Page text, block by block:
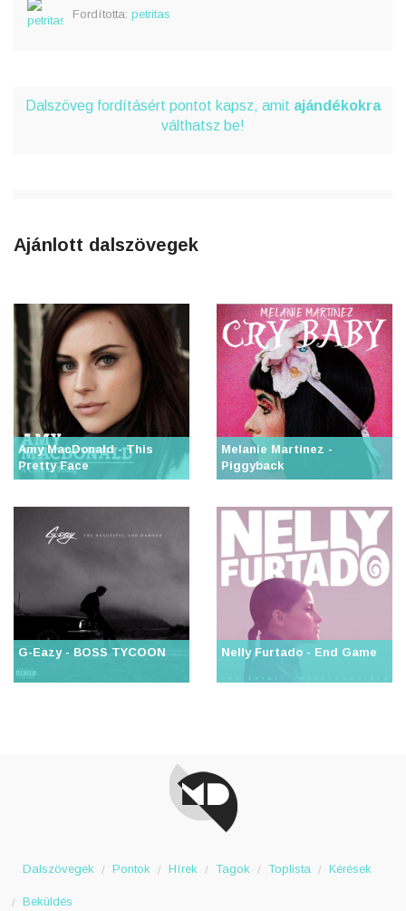
Fordította: petritas
Dalszöveg fordításért pontot kapsz, amit ajándékokra
válthatsz be!
Ajánlott dalszövegek
Amy MacDonald - This
Pretty Face
Melanie Martinez -
Piggyback
G-Eazy - BOSS TYCOON Nelly Furtado - End Game
Dalszövegek Pontok Hírek Tagok Toplista Kérések
Beküldés